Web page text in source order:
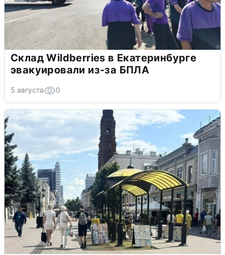
Склад Wildberries в Екатеринбурге
эвакуировали из-за БПЛА
5 августа 0